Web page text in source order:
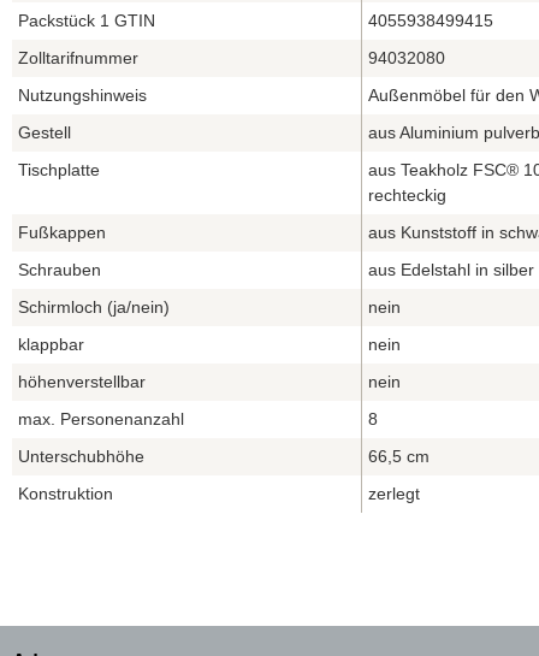
Packstück 1 GTIN
4055938499415
Zolltarifnummer
94032080
Nutzungshinweis
Außenmöbel für den
Gestell
aus Aluminium
Tischplatte
aus Teakholz FSC®
rechteckig
Fußkappen
aus Kunststoff in
Schrauben
aus Edelstahl in silber
Schirmloch (ja/nein)
nein
klappbar
nein
höhenverstellbar
nein
max. Personenanzahl
8
Unterschubhöhe
66,5 cm
Konstruktion
zerlegt